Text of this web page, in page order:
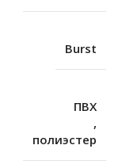
Burst
ПВХ
,
полиэстер